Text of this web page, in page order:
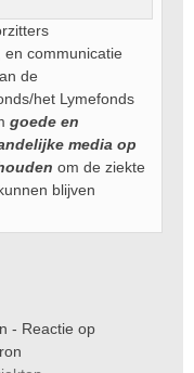
communicatie
de
het Lymefonds
goede en
media op
om de ziekte
blijven
- Reactie op